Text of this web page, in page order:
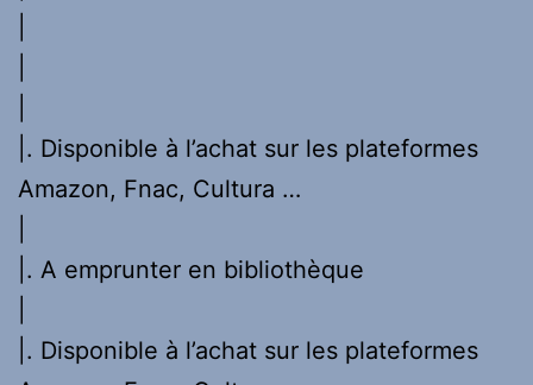
|. Disponible à l’achat sur les plateformes
Amazon, Fnac, Cultura …
|. A emprunter en bibliothèque
|. Disponible à l’achat sur les plateformes